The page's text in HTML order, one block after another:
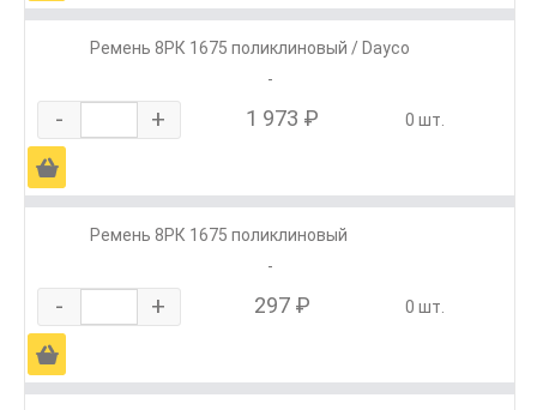
Ремень 8РК 1675 поликлиновый / Dayco
-
- + 1 973 ₽ 0 шт.
Ä
Ремень 8РК 1675 поликлиновый
-
- + 297 ₽ 0 шт.
Ä